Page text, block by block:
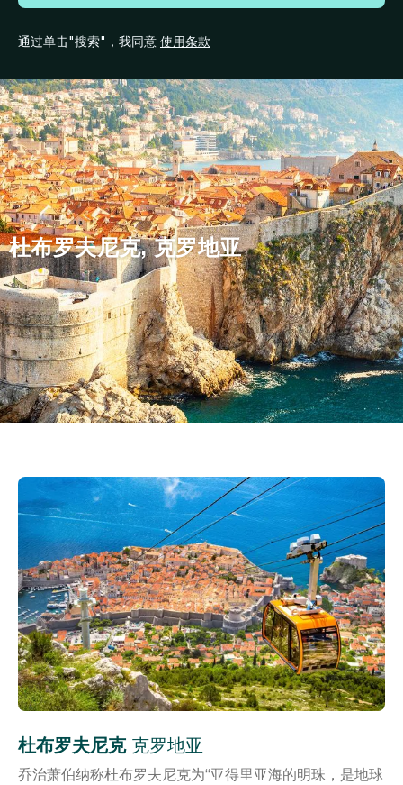
杜布罗夫尼克, 克罗地亚
通过单击"搜索"，我同意 使用条款
杜布罗夫尼克克罗地亚
乔治萧伯纳称杜布罗夫尼克为“亚得里亚海的明珠，是地球